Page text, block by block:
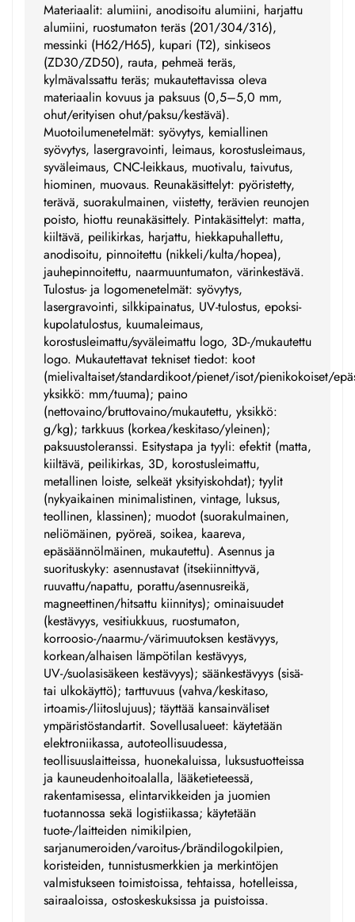
Materiaalit: alumiini, anodisoitu alumiini, harjattu
alumiini, ruostumaton teräs (201/304/316),
messinki (H62/H65), kupari (T2), sinkiseos
(ZD30/ZD50), rauta, pehmeä teräs,
kylmävalssattu teräs; mukautettavissa oleva
materiaalin kovuus ja paksuus (0,5–5,0 mm,
ohut/erityisen ohut/paksu/kestävä).
Muotoilumenetelmät: syövytys, kemiallinen
syövytys, lasergravointi, leimaus, korostusleimaus,
syväleimaus, CNC-leikkaus, muotivalu, taivutus,
hiominen, muovaus. Reunakäsittelyt: pyöristetty,
terävä, suorakulmainen, viistetty, terävien reunojen
poisto, hiottu reunakäsittely. Pintakäsittelyt: matta,
kiiltävä, peilikirkas, harjattu, hiekkapuhallettu,
anodisoitu, pinnoitettu (nikkeli/kulta/hopea),
jauhepinnoitettu, naarmuuntumaton, värinkestävä.
Tulostus- ja logomenetelmät: syövytys,
lasergravointi, silkkipainatus, UV-tulostus, epoksi-
kupolatulostus, kuumaleimaus,
korostusleimattu/syväleimattu logo, 3D-/mukautettu
logo. Mukautettavat tekniset tiedot: koot
(mielivaltaiset/standardikoot/pienet/isot/pienikokoiset/
yksikkö: mm/tuuma); paino
(nettovaino/bruttovaino/mukautettu, yksikkö:
g/kg); tarkkuus (korkea/keskitaso/yleinen);
paksuustoleranssi. Esitystapa ja tyyli: efektit (matta,
kiiltävä, peilikirkas, 3D, korostusleimattu,
metallinen loiste, selkeät yksityiskohdat); tyylit
(nykyaikainen minimalistinen, vintage, luksus,
teollinen, klassinen); muodot (suorakulmainen,
neliömäinen, pyöreä, soikea, kaareva,
epäsäännölmäinen, mukautettu). Asennus ja
suorituskyky: asennustavat (itsekiinnittyvä,
ruuvattu/napattu, porattu/asennusreikä,
magneettinen/hitsattu kiinnitys); ominaisuudet
(kestävyys, vesitiukkuus, ruostumaton,
korroosio-/naarmu-/värimuutoksen kestävyys,
korkean/alhaisen lämpötilan kestävyys,
UV-/suolasisäkeen kestävyys); säänkestävyys (sisä-
tai ulkokäyttö); tarttuvuus (vahva/keskitaso,
irtoamis-/liitoslujuus); täyttää kansainväliset
ympäristöstandartit. Sovellusalueet: käytetään
elektroniikassa, autoteollisuudessa,
teollisuuslaitteissa, huonekaluissa, luksustuotteissa
ja kauneudenhoitoalalla, lääketieteessä,
rakentamisessa, elintarvikkeiden ja juomien
tuotannossa sekä logistiikassa; käytetään
tuote-/laitteiden nimikilpien,
sarjanumeroiden/varoitus-/brändilogokilpien,
koristeiden, tunnistusmerkkien ja merkintöjen
valmistukseen toimistoissa, tehtaissa, hotelleissa,
sairaaloissa, ostoskeskuksissa ja puistoissa.